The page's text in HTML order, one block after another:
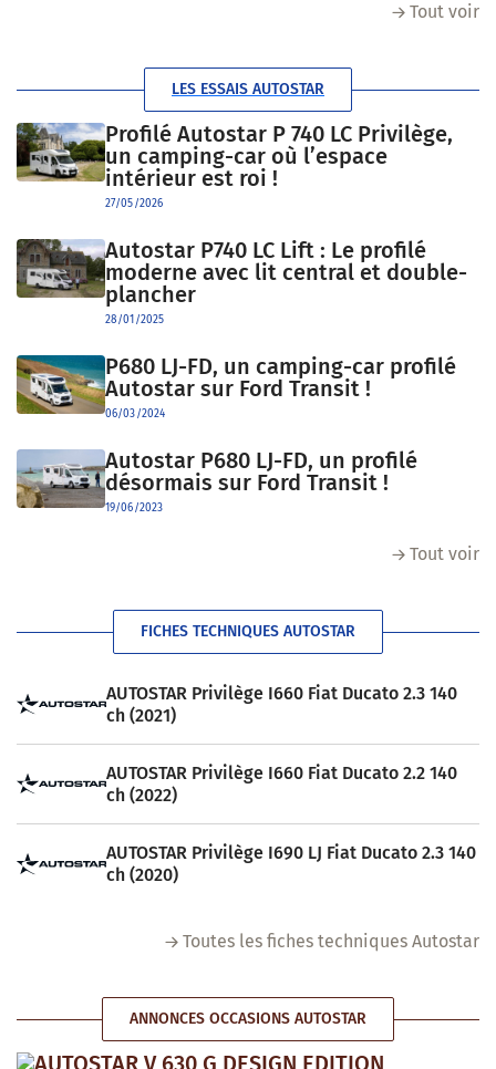
Tout voir
LES ESSAIS AUTOSTAR
Profilé Autostar P 740 LC Privilège,
un camping-car où l’espace
intérieur est roi !
27/05/2026
Autostar P740 LC Lift : Le profilé
moderne avec lit central et double-
plancher
28/01/2025
P680 LJ-FD, un camping-car profilé
Autostar sur Ford Transit !
06/03/2024
Autostar P680 LJ-FD, un profilé
désormais sur Ford Transit !
19/06/2023
Tout voir
FICHES TECHNIQUES AUTOSTAR
AUTOSTAR Privilège I660 Fiat Ducato 2.3 140
ch (2021)
AUTOSTAR Privilège I660 Fiat Ducato 2.2 140
ch (2022)
AUTOSTAR Privilège I690 LJ Fiat Ducato 2.3 140
ch (2020)
Toutes les fiches techniques Autostar
ANNONCES OCCASIONS AUTOSTAR
AUTOSTAR V 630 G DESIGN EDITION